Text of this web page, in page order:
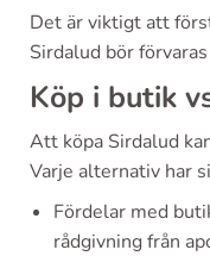
Det är viktigt att
Sirdalud bör
Köp i butik
Att köpa Sirdalud
Varje alternativ har
Fördelar med
rådgivning från